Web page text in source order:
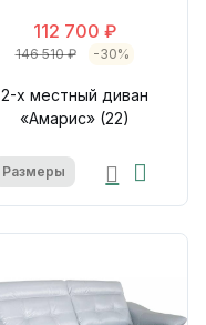
112 700 ₽
146 510 ₽ -30%
2-х местный диван
«Амарис» (22)
Размеры